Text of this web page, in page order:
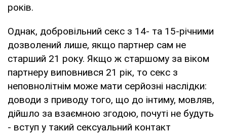
років.
Однак, добровільний секс з 14- та 15-річними
дозволений лише, якщо партнер сам не
старший 21 року. Якщо ж старшому за віком
партнеру виповнився 21 рік, то секс з
неповнолітнім може мати серйозні наслідки:
доводи з приводу того, що до інтиму, мовляв,
дійшло за взаємною згодою, почуті не будуть
- вступ у такий сексуальний контакт